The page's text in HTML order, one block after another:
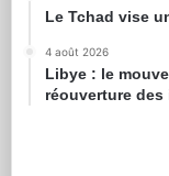
Le Tchad vise
4 août 2026
Libye : le
réouverture